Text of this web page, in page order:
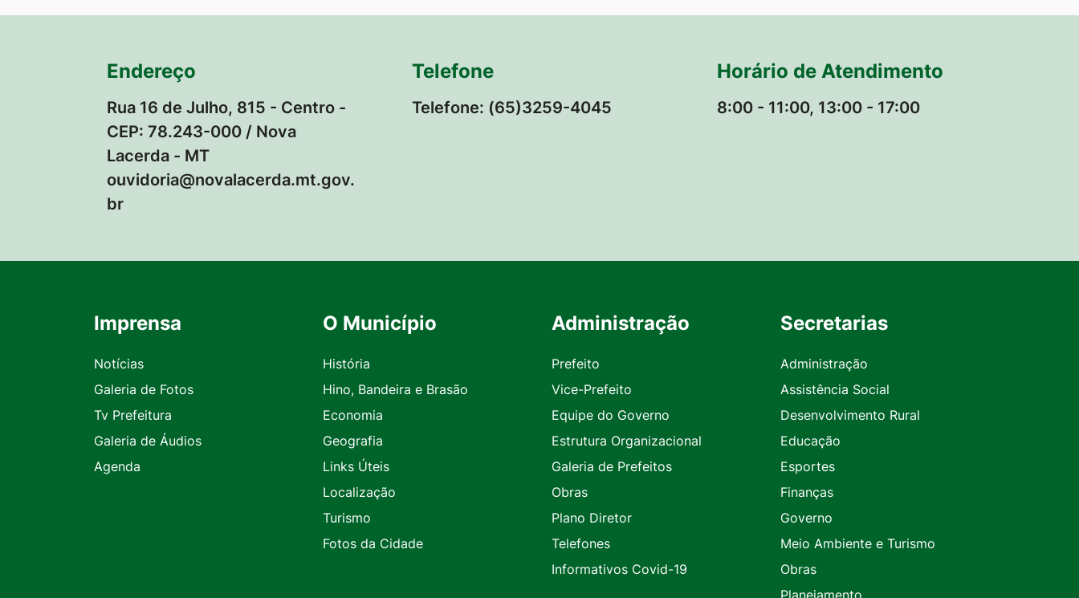
Endereço
Rua 16 de Julho, 815 - Centro -
CEP: 78.243-000 / Nova
Lacerda - MT
ouvidoria@novalacerda.mt.gov.
br
Telefone
Telefone: (65)3259-4045
Horário de Atendimento
8:00 - 11:00, 13:00 - 17:00
Seção do Rodapé e Contato
Imprensa
Notícias
Galeria de Fotos
Tv Prefeitura
Galeria de Áudios
Agenda
O Município
História
Hino, Bandeira e Brasão
Economia
Geografia
Links Úteis
Localização
Turismo
Fotos da Cidade
Administração
Prefeito
Vice-Prefeito
Equipe do Governo
Estrutura Organizacional
Galeria de Prefeitos
Obras
Plano Diretor
Telefones
Informativos Covid-19
Secretarias
Administração
Assistência Social
Desenvolvimento Rural
Educação
Esportes
Finanças
Governo
Meio Ambiente e Turismo
Obras